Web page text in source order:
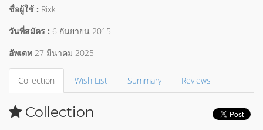
ชื่อผู้ใช้ : Rixk
วันที่สมัคร : 6 กันยายน 2015
อัพเดท 27 มีนาคม 2025
Collection Wish List Summary Reviews
Collection